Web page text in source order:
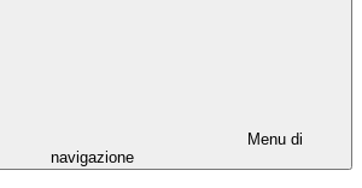
Menu di
navigazione